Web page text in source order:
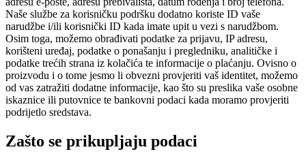
Naše službe za korisničku podršku dodatno koriste ID vaše
narudžbe i/ili korisnički ID kada imate upit u vezi s narudžbom.
Osim toga, možemo obrađivati podatke za prijavu, IP adresu,
korišteni uređaj, podatke o ponašanju i pregledniku, analitičke i
podatke trećih strana iz kolačića te informacije o plaćanju. Ovisno o
proizvodu i o tome jesmo li obvezni provjeriti vaš identitet, možemo
od vas zatražiti dodatne informacije, kao što su preslika vaše osobne
iskaznice ili putovnice te bankovni podaci kada moramo provjeriti
podrijetlo sredstava.
Zašto se prikupljaju podaci